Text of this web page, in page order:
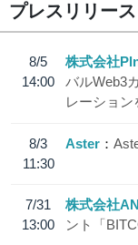
プレスリリース
8/5
14:00
株式会社
バルWeb3
レーション
8/3
11:30
Aster
7/31
13:00
株式会社
ント「